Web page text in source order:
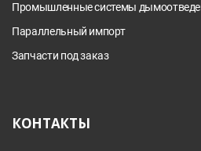
Промышленные системы
Параллельный импорт
Запчасти под заказ
КОНТАКТЫ